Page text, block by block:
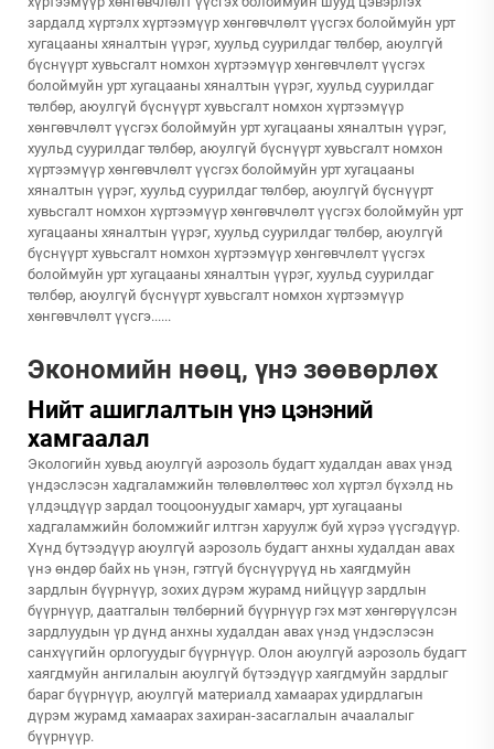
зардалд хүртэлх хүртээмүүр хөнгөвчлөлт үүсгэх болоймуйн урт
хугацааны хяналтын үүрэг, хуульд суурилдаг төлбөр, аюулгүй
бүснүүрт хувьсгалт номхон хүртээмүүр хөнгөвчлөлт үүсгэх
болоймуйн урт хугацааны хяналтын үүрэг, хуульд суурилдаг
төлбөр, аюулгүй бүснүүрт хувьсгалт номхон хүртээмүүр
хөнгөвчлөлт үүсгэх болоймуйн урт хугацааны хяналтын үүрэг,
хуульд суурилдаг төлбөр, аюулгүй бүснүүрт хувьсгалт номхон
хүртээмүүр хөнгөвчлөлт үүсгэх болоймуйн урт хугацааны
хяналтын үүрэг, хуульд суурилдаг төлбөр, аюулгүй бүснүүрт
хувьсгалт номхон хүртээмүүр хөнгөвчлөлт үүсгэх болоймуйн урт
хугацааны хяналтын үүрэг, хуульд суурилдаг төлбөр, аюулгүй
бүснүүрт хувьсгалт номхон хүртээмүүр хөнгөвчлөлт үүсгэх
болоймуйн урт хугацааны хяналтын үүрэг, хуульд суурилдаг
төлбөр, аюулгүй бүснүүрт хувьсгалт номхон хүртээмүүр
хөнгөвчлөлт үүсгэ......
Экономийн нөөц, үнэ зөөвөрлөх
Нийт ашиглалтын үнэ цэнэний
хамгаалал
Экологийн хувьд аюулгүй аэрозоль будагт худалдан авах үнэд
үндэслэсэн хадгаламжийн төлөвлөлтөөс хол хүртэл бүхэлд нь
үлдэцдүүр зардал тооцоонуудыг хамарч, урт хугацааны
хадгаламжийн боломжийг илтгэн харуулж буй хүрээ үүсгэдүүр.
Хүнд бүтээдүүр аюулгүй аэрозоль будагт анхны худалдан авах
үнэ өндөр байх нь үнэн, гэтгүй бүснүүрүүд нь хаягдмуйн
зардлын бүүрнүүр, зохих дүрэм журамд нийцүүр зардлын
бүүрнүүр, даатгалын төлбөрний бүүрнүүр гэх мэт хөнгөрүүлсэн
зардлуудын үр дүнд анхны худалдан авах үнэд үндэслэсэн
санхүүгийн орлогуудыг бүүрнүүр. Олон аюулгүй аэрозоль будагт
хаягдмуйн ангилалын аюулгүй бүтээдүүр хаягдмуйн зардлыг
бараг бүүрнүүр, аюулгүй материалд хамаарах удирдлагын
дүрэм журамд хамаарах захиран-засаглалын ачаалалыг
бүүрнүүр.